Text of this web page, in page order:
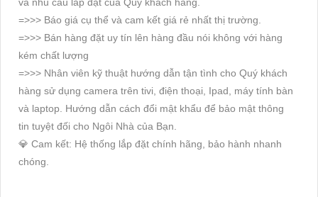
và nhu cầu lắp đặt của Quý khách hàng.
=>>> Báo giá cụ thể và cam kết giá rẻ nhất thị trường.
=>>> Bán hàng đặt uy tín lên hàng đầu nói không với hàng
kém chất lượng
=>>> Nhân viên kỹ thuật hướng dẫn tận tình cho Quý khách
hàng sử dụng camera trên tivi, điện thoại, Ipad, máy tính bàn
và laptop. Hướng dẫn cách đổi mật khẩu để bảo mật thông
tin tuyệt đối cho Ngôi Nhà của Bạn.
💎 Cam kết: Hệ thống lắp đặt chính hãng, bảo hành nhanh
chóng.